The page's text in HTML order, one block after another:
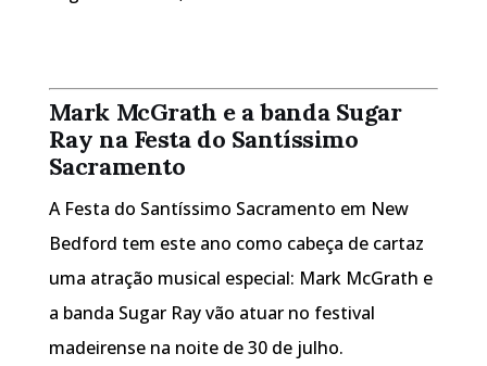
Mark McGrath e a banda Sugar
Ray na Festa do Santíssimo
Sacramento
A Festa do Santíssimo Sacramento em New
Bedford tem este ano como cabeça de cartaz
uma atração musical especial: Mark McGrath e
a banda Sugar Ray vão atuar no festival
madeirense na noite de 30 de julho.